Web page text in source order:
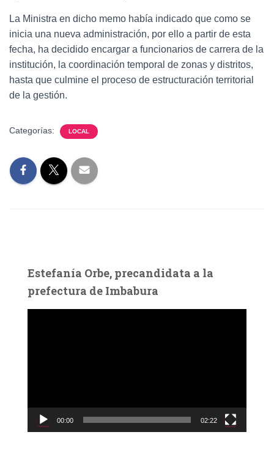
La Ministra en dicho memo había indicado que como se
inicia una nueva administración, por ello a partir de esta
fecha, ha decidido encargar a funcionarios de carrera de la
institución, la coordinación temporal de zonas y distritos,
hasta que culmine el proceso de estructuración territorial
de la gestión.
Categorías: LOCAL
Estefanía Orbe, precandidata a la
prefectura de Imbabura
c
00:00 02:22